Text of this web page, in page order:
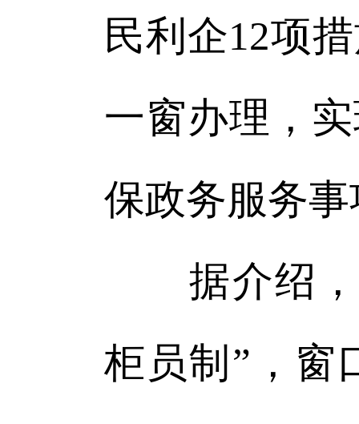
民利企12项
一窗办理，
保政务服务事
据介绍，
柜员制”，窗